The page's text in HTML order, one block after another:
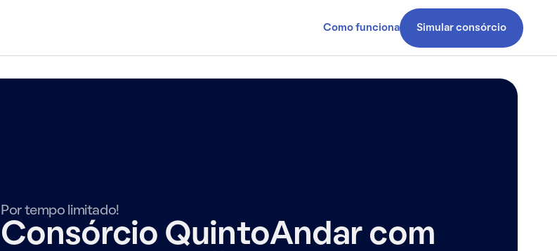
Como funciona Simular consórcio
Por tempo limitado!
Consórcio QuintoAndar com